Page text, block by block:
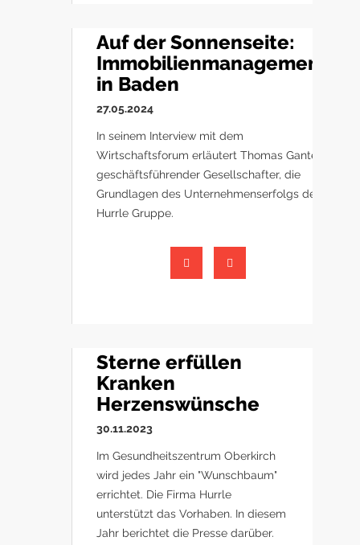
Auf der Sonnenseite:
Immobilienmanagement
in Baden
27.05.2024
In seinem Interview mit dem
Wirtschaftsforum erläutert Thomas Ganter,
geschäftsführender Gesellschafter, die
Grundlagen des Unternehmenserfolgs der
Hurrle Gruppe.
Sterne erfüllen
Kranken
Herzenswünsche
30.11.2023
Im Gesundheitszentrum Oberkirch
wird jedes Jahr ein "Wunschbaum"
errichtet. Die Firma Hurrle
unterstützt das Vorhaben. In diesem
Jahr berichtet die Presse darüber.